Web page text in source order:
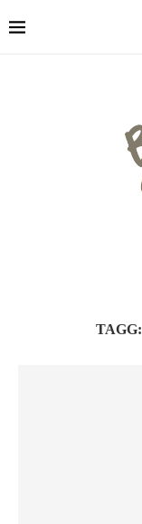
TAGG: